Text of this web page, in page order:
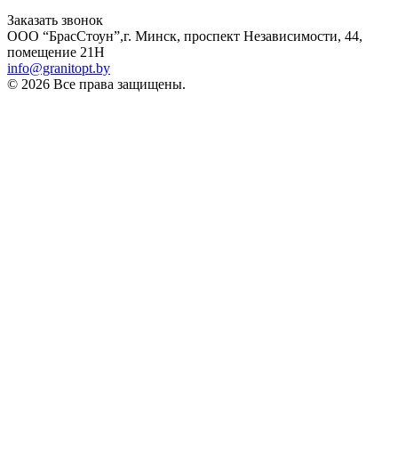
Заказать звонок
ООО “БрасСтоун”,г. Минск, проспект Независимости, 44,
помещение 21Н
info@granitopt.by
© 2026 Все права защищены.